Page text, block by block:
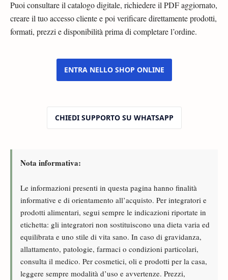
Puoi consultare il catalogo digitale, richiedere il PDF aggiornato,
creare il tuo accesso cliente e poi verificare direttamente prodotti,
formati, prezzi e disponibilità prima di completare l’ordine.
ENTRA NELLO SHOP ONLINE
CHIEDI SUPPORTO SU WHATSAPP
Nota informativa:
Le informazioni presenti in questa pagina hanno finalità
informative e di orientamento all’acquisto. Per integratori e
prodotti alimentari, segui sempre le indicazioni riportate in
etichetta: gli integratori non sostituiscono una dieta varia ed
equilibrata e uno stile di vita sano. In caso di gravidanza,
allattamento, patologie, farmaci o condizioni particolari,
consulta il medico. Per cosmetici, oli e prodotti per la casa,
leggere sempre modalità d’uso e avvertenze. Prezzi,